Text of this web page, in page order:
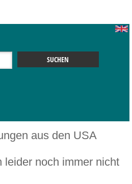
aus den USA
noch immer nicht